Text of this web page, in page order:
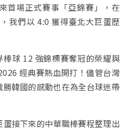
首場正式賽事「亞錦賽」，在
我們以 4:0 獲得臺北大巨蛋歷
球 12 強錦標賽奪冠的榮耀與
經典賽熱血開打！儘管台灣
韓國的感動也在為全台球迷帶
接下來的中華職棒賽程整理出